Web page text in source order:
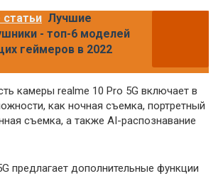
Лучшие
- топ-6 моделей
геймеров в 2022
камеры realme 10 Pro 5G включает в
как ночная съемка, портретный
съемка, а также AI-распознавание
предлагает дополнительные функции